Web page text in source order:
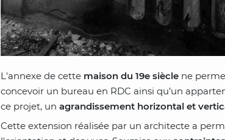
L'annexe de cette maison du 19e siècle ne
concevoir un bureau en RDC ainsi qu’un
ce projet, un agrandissement horizontal et
Cette extension réalisée par un architecte a